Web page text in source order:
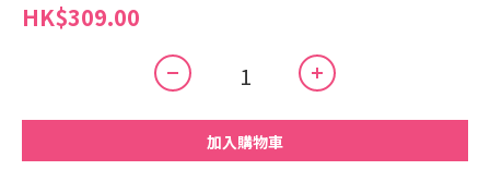
HK$309.00
加入購物車